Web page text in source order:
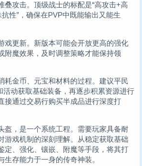
叠攻击。顶级战士的标配是“高攻击+高
性”，确保在PVP中既能输出又能生
戏更新。新版本可能会开放更高的强化
附魔效果，及时调整策略才能保持领
耗金币、元宝和材料的过程。建议平民
活动获取基础装备，再逐步积累资源进行
接通过交易行购买半成品进行深度打
盔，是一个系统工程。需要玩家具备耐
游戏机制的深刻理解。从稳定获取基础
定、强化、镶嵌、附魔等手段，将其打
生存能力于一身的传奇神装。